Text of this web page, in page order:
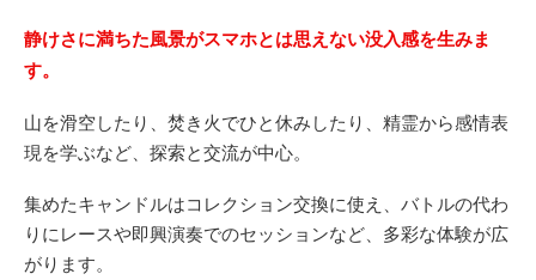
静けさに満ちた風景がスマホとは思えない没入感を生みま
す。
山を滑空したり、焚き火でひと休みしたり、精霊から感情表
現を学ぶなど、探索と交流が中心。
集めたキャンドルはコレクション交換に使え、バトルの代わ
りにレースや即興演奏でのセッションなど、多彩な体験が広
がります。